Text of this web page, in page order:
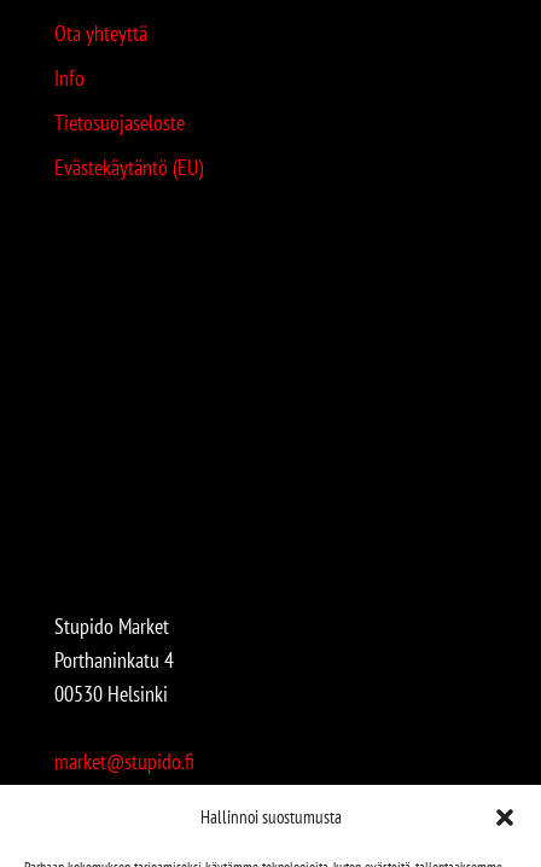
Hallinnoi suostumusta
Ota yhteyttä
Info
Tietosuojaseloste
Evästekäytäntö (EU)
Stupido Market
Porthaninkatu 4
00530 Helsinki
market@stupido.fi